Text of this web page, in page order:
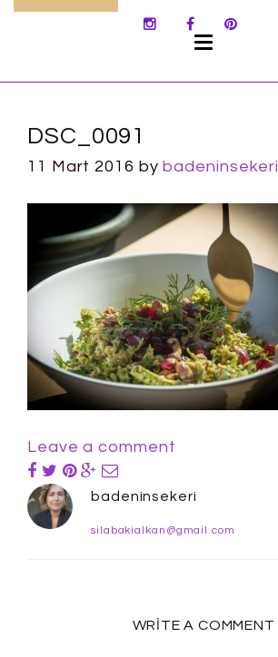
DSC_0091
11 Mart 2016 bybadeninsekeri
Leave a comment
badeninsekeri
silabakialkan@gmail.com
WRITE A COMMENT